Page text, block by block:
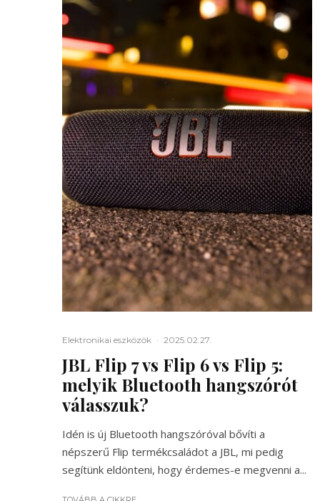
Elektronikai eszközök · 2025.02.27.
JBL Flip 7 vs Flip 6 vs Flip 5:
melyik Bluetooth hangszórót
válasszuk?
Idén is új Bluetooth hangszóróval bővíti a
népszerű Flip termékcsaládot a JBL, mi pedig
segítünk eldönteni, hogy érdemes-e megvenni a...